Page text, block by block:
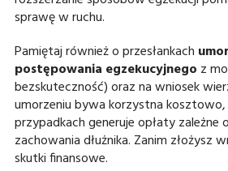
sprawę w ruchu.
Pamiętaj również o przesłankach
postępowania egzekucyjnego z
bezskuteczność) oraz na wniosek
umorzeniu bywa korzystna
przypadkach generuje opłaty zależne
zachowania dłużnika. Zanim złożysz
skutki finansowe.